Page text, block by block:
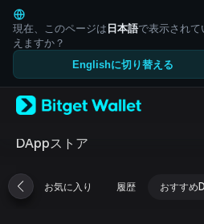
English
日本語
Tiếng Việt
Русский
Español (Latinoamérica)
Italiano
Deutsch
繁體中文
Português (Portugal)
現在、このページは日本語で表示されて
えますか？
Englishに切り替える
DAppストア
お気に入り 履歴 おすすめ